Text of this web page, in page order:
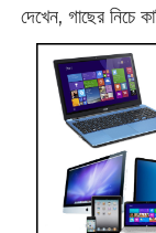
দেখেন, গাছের নিচে